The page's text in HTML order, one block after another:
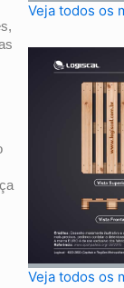
Veja todos os
Veja todos os